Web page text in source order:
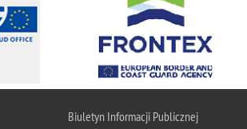
Biuletyn Informacji Publicznej